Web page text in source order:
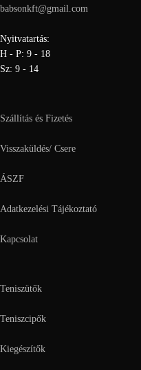
babsonkft@gmail.com
Nyitvatartás:
H - P: 9 - 18
Sz: 9 - 14
Szállítás és Fizetés
Visszaküldés/ Csere
ÁSZF
Adatkezelési Tájékoztató
Kapcsolat
Teniszütők
Teniszcipők
Kiegészítők